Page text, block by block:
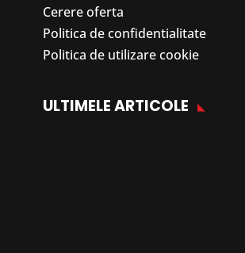
Cerere oferta
Politica de confidentialitate
Politica de utilizare cookie
ULTIMELE ARTICOLE